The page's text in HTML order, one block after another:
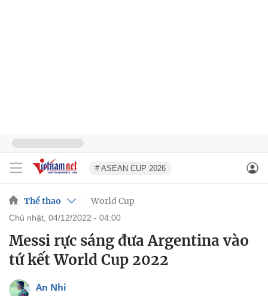
# ASEAN CUP 2026
Thể thao World Cup
chủ nhật, 04/12/2022 - 04:00
Messi rực sáng đưa Argentina vào
tứ kết World Cup 2022
An Nhi